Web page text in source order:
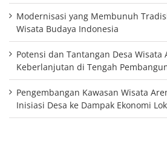
Modernisasi yang Membunuh
Wisata Budaya Indonesia
Potensi dan Tantangan Desa
Keberlanjutan di Tengah
Pengembangan Kawasan Wisata
Inisiasi Desa ke Dampak Ekonomi